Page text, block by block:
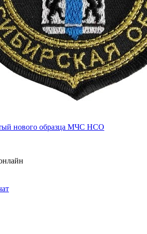
нового образца МЧС НСО